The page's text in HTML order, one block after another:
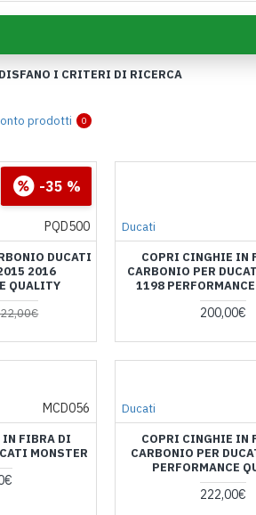
I CRITERI DI RICERCA
prodotti 0
-35 %
32
Min
43
Sec
PQD500
DUCATI
2016
QUALITY
Ducati
COPRI CINGHIE IN
CARBONIO PER
1198
200,00€
MCD056
IN FIBRA DI
MONSTER
Ducati
COPRI CINGHIE IN
CARBONIO PER
PERFORMANCE
222,00€